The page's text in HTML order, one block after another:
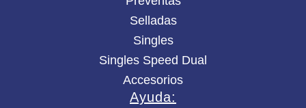
Selladas
Singles
Singles Speed Dual
Accesorios
Ayuda: